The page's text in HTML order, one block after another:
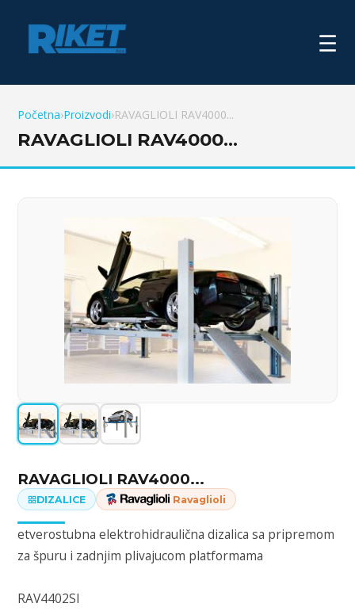
☰
Početna›Proizvodi›RAVAGLIOLI RAV4000...
RAVAGLIOLI RAV4000...
RAVAGLIOLI RAV4000...
DIZALICE Ravaglioli
etverostubna elektrohidraulična dizalica sa pripremom
za špuru i zadnjim plivajucom platformama
RAV4402SI